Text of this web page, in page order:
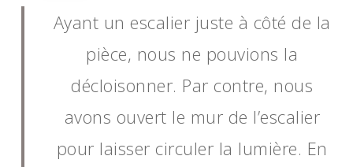
Ayant un escalier juste à côté de la
pièce, nous ne pouvions la
décloisonner. Par contre, nous
avons ouvert le mur de l’escalier
pour laisser circuler la lumière. En